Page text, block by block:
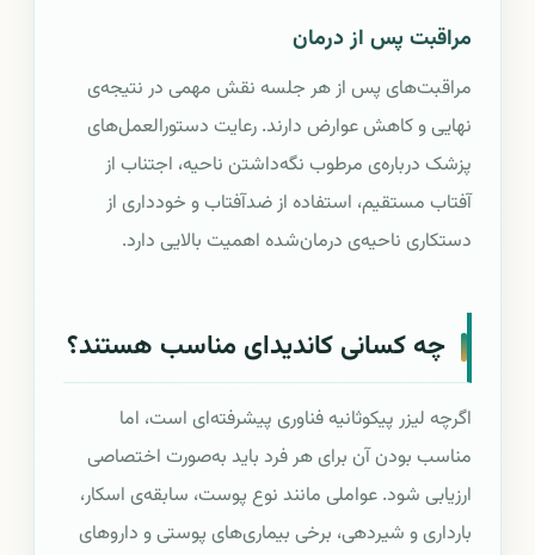
مراقبت پس از درمان
مراقبت‌های پس از هر جلسه نقش مهمی در نتیجه‌ی
نهایی و کاهش عوارض دارند. رعایت دستورالعمل‌های
پزشک درباره‌ی مرطوب نگه‌داشتن ناحیه، اجتناب از
آفتاب مستقیم، استفاده از ضدآفتاب و خودداری از
دستکاری ناحیه‌ی درمان‌شده اهمیت بالایی دارد.
چه کسانی کاندیدای مناسب هستند؟
اگرچه لیزر پیکوثانیه فناوری پیشرفته‌ای است، اما
مناسب بودن آن برای هر فرد باید به‌صورت اختصاصی
ارزیابی شود. عواملی مانند نوع پوست، سابقه‌ی اسکار،
بارداری و شیردهی، برخی بیماری‌های پوستی و داروهای